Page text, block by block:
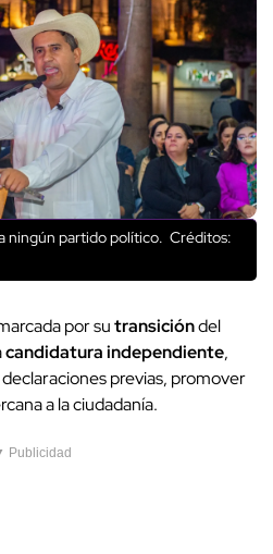
ningún partido político. Créditos:
por sutransicióndel
candidatura independiente,
previas, promover
a la ciudadanía.
Publicidad